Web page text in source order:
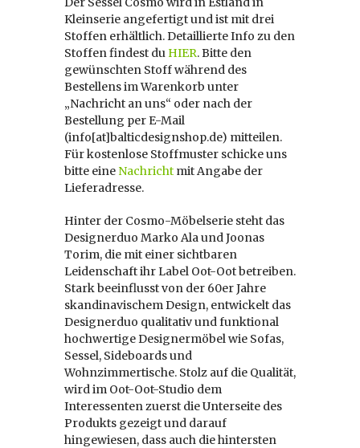
Kleinserie angefertigt und ist mit drei
Stoffen erhältlich. Detaillierte Info zu den
Stoffen findest du HIER. Bitte den
gewünschten Stoff während des
Bestellens im Warenkorb unter
„Nachricht an uns“ oder nach der
Bestellung per E-Mail
(info[at]balticdesignshop.de) mitteilen.
Für kostenlose Stoffmuster schicke uns
bitte eine Nachricht mit Angabe der
Lieferadresse.
Hinter der Cosmo-Möbelserie steht das
Designerduo Marko Ala und Joonas
Torim, die mit einer sichtbaren
Leidenschaft ihr Label Oot-Oot betreiben.
Stark beeinflusst von der 60er Jahre
skandinavischem Design, entwickelt das
Designerduo qualitativ und funktional
hochwertige Designermöbel wie Sofas,
Sessel, Sideboards und
Wohnzimmertische. Stolz auf die Qualität,
wird im Oot-Oot-Studio dem
Interessenten zuerst die Unterseite des
Produkts gezeigt und darauf
hingewiesen, dass auch die hintersten